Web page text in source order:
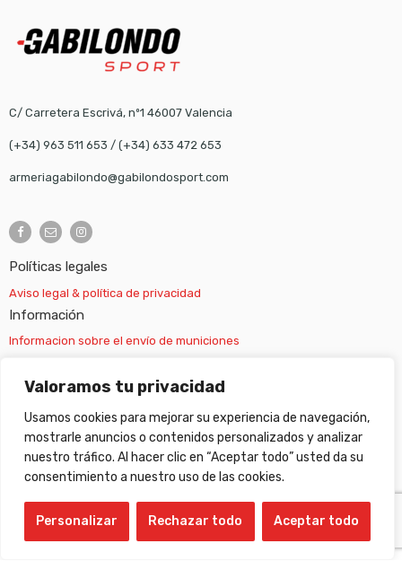
Valoramos tu privacidad
Usamos cookies para mejorar su experiencia de navegación,
mostrarle anuncios o contenidos personalizados y analizar
nuestro tráfico. Al hacer clic en “Aceptar todo” usted da su
consentimiento a nuestro uso de las cookies.
Personalizar Rechazar todo Aceptar todo
C/ Carretera Escrivá, nº1 46007 Valencia
(+34) 963 511 653 / (+34) 633 472 653
armeriagabilondo@gabilondosport.com
Políticas legales
Aviso legal & política de privacidad
Información
Informacion sobre el envío de municiones
Información sobre el envío de armas
Cambios y devoluciones
Suscripción newsletter